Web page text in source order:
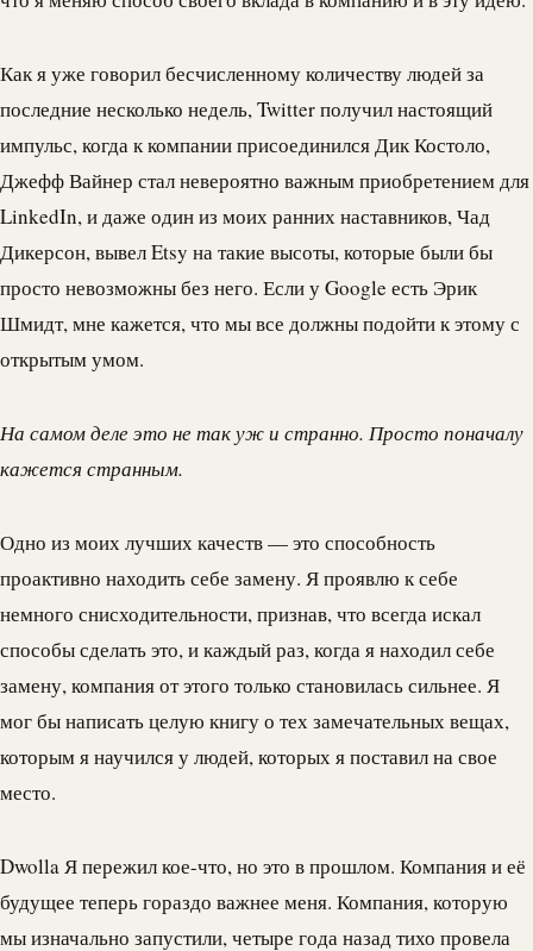
Как я уже говорил бесчисленному количеству людей за
последние несколько недель, Twitter получил настоящий
импульс, когда к компании присоединился Дик Костоло,
Джефф Вайнер стал невероятно важным приобретением для
LinkedIn, и даже один из моих ранних наставников, Чад
Дикерсон, вывел Etsy на такие высоты, которые были бы
просто невозможны без него. Если у Google есть Эрик
Шмидт, мне кажется, что мы все должны подойти к этому с
открытым умом.
На самом деле это не так уж и странно. Просто поначалу
кажется странным.
Одно из моих лучших качеств — это способность
проактивно находить себе замену. Я проявлю к себе
немного снисходительности, признав, что всегда искал
способы сделать это, и каждый раз, когда я находил себе
замену, компания от этого только становилась сильнее. Я
мог бы написать целую книгу о тех замечательных вещах,
которым я научился у людей, которых я поставил на свое
место.
DwollaЯ пережил кое-что, но это в прошлом. Компания и её
будущее теперь гораздо важнее меня. Компания, которую
мы изначально запустили, четыре года назад тихо провела